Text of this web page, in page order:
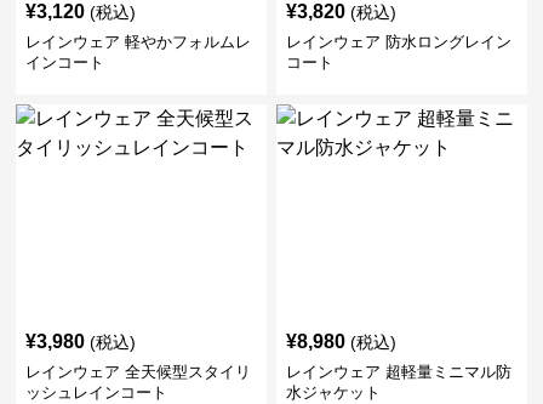
¥3,120 (税込)
レインウェア 軽やかフォルムレ
インコート
¥3,820 (税込)
レインウェア 防水ロングレイン
コート
¥3,980 (税込)
レインウェア 全天候型スタイリ
ッシュレインコート
¥8,980 (税込)
レインウェア 超軽量ミニマル防
水ジャケット